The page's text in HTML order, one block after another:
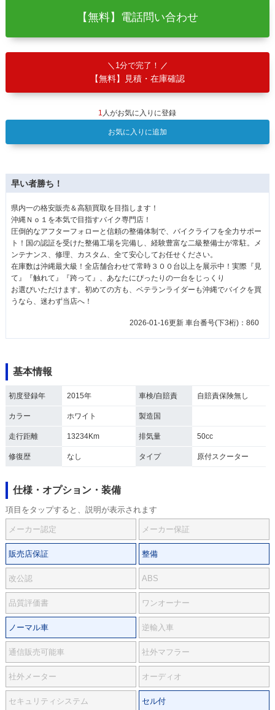
【無料】電話問い合わせ
1分で完了！
【無料】見積・在庫確認
1 人がお気に入りに登録
お気に入りに追加
早い者勝ち！
県内一の格安販売＆高額買取を目指します！
沖縄Ｎｏ１を本気で目指すバイク専門店！
圧倒的なアフターフォローと信頼の整備体制で、バイクライフを全力サポー
ト！国の認証を受けた整備工場を完備し、経験豊富な二級整備士が常駐。メ
ンテナンス、修理、カスタム、全て安心してお任せください。
在庫数は沖縄最大級！全店舗合わせて常時３００台以上を展示中！実際『見
て』『触れて』『跨って』、あなたにぴったりの一台をじっくり
お選びいただけます。初めての方も、ベテランライダーも沖縄でバイクを買
うなら、迷わず当店へ！
2026-01-16更新 車台番号(下3桁)：860
基本情報
初度登録年 2015年 車検/自賠責 自賠責保険無し
カラー ホワイト 製造国
走行距離 13234Km 排気量 50cc
修復歴 なし タイプ 原付スクーター
仕様・オプション・装備
項目をタップすると、説明が表示されます
メーカー認定 メーカー保証
販売店保証 整備
改公認 ABS
品質評価書 ワンオーナー
ノーマル車 逆輸入車
通信販売可能車 社外マフラー
社外メーター オーディオ
セキュリティシステム セル付